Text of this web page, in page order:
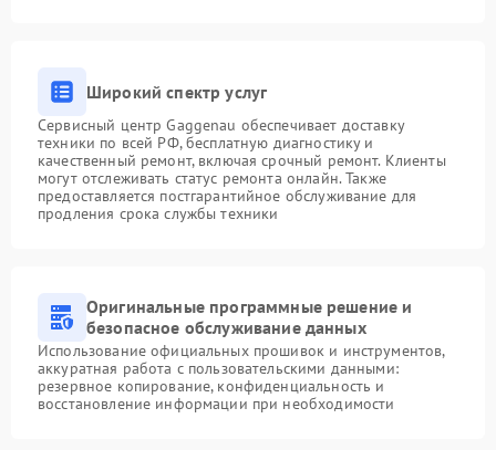
Широкий спектр услуг
Сервисный центр Gaggenau обеспечивает доставку
техники по всей РФ, бесплатную диагностику и
качественный ремонт, включая срочный ремонт. Клиенты
могут отслеживать статус ремонта онлайн. Также
предоставляется постгарантийное обслуживание для
продления срока службы техники
Оригинальные программные решение и
безопасное обслуживание данных
Использование официальных прошивок и инструментов,
аккуратная работа с пользовательскими данными:
резервное копирование, конфиденциальность и
восстановление информации при необходимости